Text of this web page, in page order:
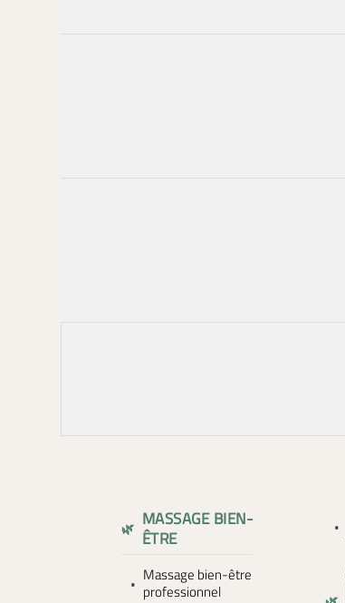
MASSAGE BIEN-
ÊTRE
Massage bien-être
professionnel